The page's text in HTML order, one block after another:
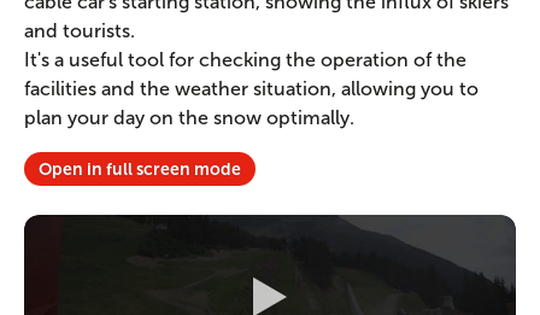
and tourists.
It's a useful tool for checking the operation of the
facilities and the weather situation, allowing you to
plan your day on the snow optimally.
Open in full screen mode